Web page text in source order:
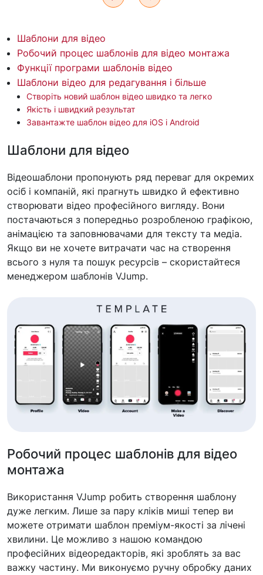
Шаблони для відео
Робочий процес шаблонів для відео монтажа
Функції програми шаблонів відео
Шаблони відео для редагування і більше
Створіть новий шаблон відео швидко та легко
Якість і швидкий результат
Завантажте шаблон відео для iOS і Android
Шаблони для відео
Відеошаблони пропонують ряд переваг для окремих
осіб і компаній, які прагнуть швидко й ефективно
створювати відео професійного вигляду. Вони
постачаються з попередньо розробленою графікою,
анімацією та заповнювачами для тексту та медіа.
Якщо ви не хочете витрачати час на створення
всього з нуля та пошук ресурсів – скористайтеся
менеджером шаблонів VJump.
Робочий процес шаблонів для відео
монтажа
Використання VJump робить створення шаблону
дуже легким. Лише за пару кліків миші тепер ви
можете отримати шаблон преміум-якості за лічені
хвилини. Це можливо з нашою командою
професійних відеоредакторів, які зроблять за вас
важку частину. Ми виконуємо ручну обробку даних